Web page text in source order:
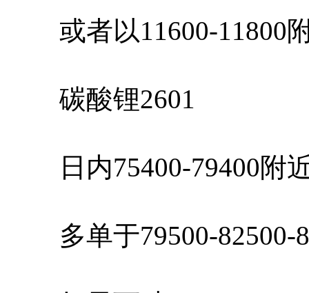
或者以11600-11800
碳酸锂2601
日内75400-79400附
多单于79500-82500-